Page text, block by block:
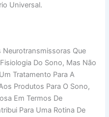
Universal.
Neurotransmissoras Que
Do Sono, Mas Não
Tratamento Para A
Produtos Para O Sono,
Em Termos De
Para Uma Rotina De